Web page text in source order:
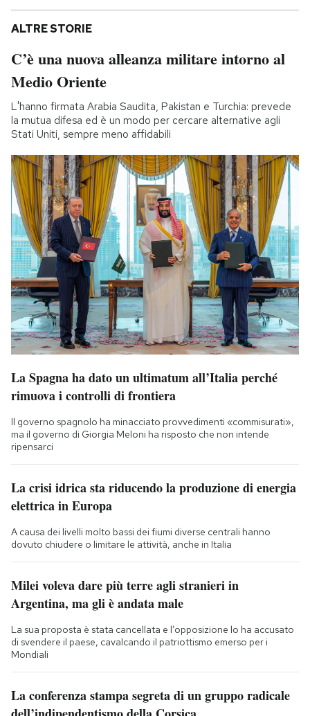
ALTRE STORIE
C’è una nuova alleanza militare intorno al
Medio Oriente
L'hanno firmata Arabia Saudita, Pakistan e Turchia: prevede
la mutua difesa ed è un modo per cercare alternative agli
Stati Uniti, sempre meno affidabili
La Spagna ha dato un ultimatum all’Italia perché
rimuova i controlli di frontiera
Il governo spagnolo ha minacciato provvedimenti «commisurati»,
ma il governo di Giorgia Meloni ha risposto che non intende
ripensarci
La crisi idrica sta riducendo la produzione di energia
elettrica in Europa
A causa dei livelli molto bassi dei fiumi diverse centrali hanno
dovuto chiudere o limitare le attività, anche in Italia
Milei voleva dare più terre agli stranieri in
Argentina, ma gli è andata male
La sua proposta è stata cancellata e l’opposizione lo ha accusato
di svendere il paese, cavalcando il patriottismo emerso per i
Mondiali
La conferenza stampa segreta di un gruppo radicale